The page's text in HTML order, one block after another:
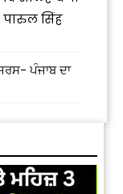
पारुल सिंह
ਪੰਜਾਬ ਦਾ